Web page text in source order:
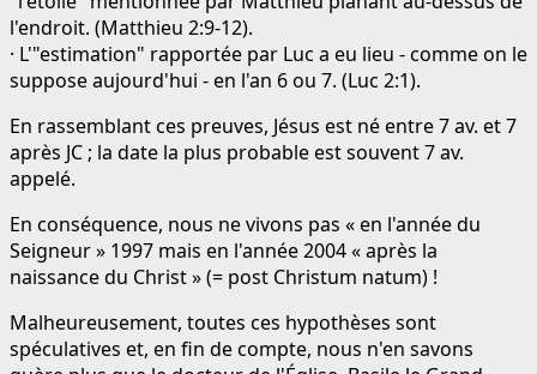
l'endroit. (Matthieu 2:9-12).
· L'"estimation" rapportée par Luc a eu lieu - comme on le
suppose aujourd'hui - en l'an 6 ou 7. (Luc 2:1).
En rassemblant ces preuves, Jésus est né entre 7 av. et 7
après JC ; la date la plus probable est souvent 7 av.
appelé.
En conséquence, nous ne vivons pas « en l'année du
Seigneur » 1997 mais en l'année 2004 « après la
naissance du Christ » (= post Christum natum) !
Malheureusement, toutes ces hypothèses sont
spéculatives et, en fin de compte, nous n'en savons